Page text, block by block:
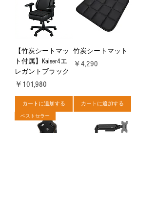
【竹炭シートマッ
ト付属】Kaiser4エ
レガントブラック
価格
￥101,980
カートに追加する
竹炭シートマット
価格
￥4,290
カートに追加する
ベストセラー